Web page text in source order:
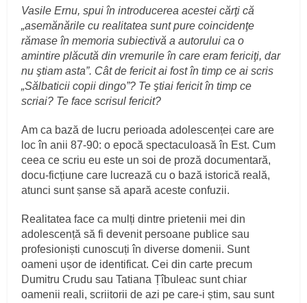
Vasile Ernu, spui în introducerea acestei cărţi că
„asemănările cu realitatea sunt pure coincidenţe
rămase în memoria subiectivă a autorului ca o
amintire plăcută din vremurile în care eram fericiţi, dar
nu ştiam asta”. Cât de fericit ai fost în timp ce ai scris
„Sălbaticii copii dingo”? Te ştiai fericit în timp ce
scriai? Te face scrisul fericit?
Am ca bază de lucru perioada adolescenței care are
loc în anii 87-90: o epocă spectaculoasă în Est. Cum
ceea ce scriu eu este un soi de proză documentară,
docu-ficțiune care lucrează cu o bază istorică reală,
atunci sunt șanse să apară aceste confuzii.
Realitatea face ca mulți dintre prietenii mei din
adolescență să fi devenit persoane publice sau
profesioniști cunoscuți în diverse domenii. Sunt
oameni ușor de identificat. Cei din carte precum
Dumitru Crudu sau Tatiana Țîbuleac sunt chiar
oamenii reali, scriitorii de azi pe care-i știm, sau sunt